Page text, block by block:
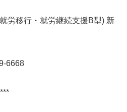
労移行・就労継続支援B型) 新
6668